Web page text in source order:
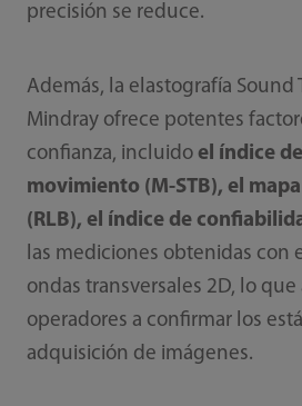
precisión se reduce.
Además, la elastografía Sound
Mindray ofrece potentes
confianza, incluido el índice
movimiento (M-STB), el
(RLB), el índice de
las mediciones obtenidas con
ondas transversales 2D, lo que
operadores a confirmar los
adquisición de imágenes.